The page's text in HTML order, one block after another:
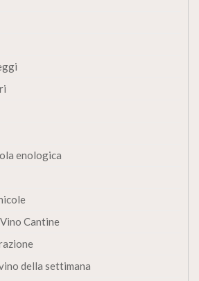
enologica
Cantine
della settimana